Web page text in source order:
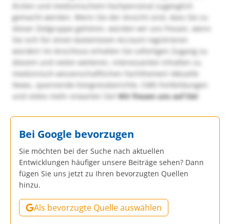
Ärzten und medizinischem Fachpersonal zugänglich
gemacht werden. Wenn Sie der Ansicht sind, dass Sie zu
dieser Zielgruppe gehören, würden wir uns freuen, wenn
Sie sich für einen kostenlosen Account registrieren
würden! Im Anschluss erhalten Sie sofortigen Zugang zu
diesem und vielen weiteren, interessanten Inhalten zu
medizinisch-wissenschaftlichen Fachthemen! Aktuelle
News, spannende Kongressberichte, CME-Fortbildungen
und vieles mehr erwarten Sie!Wir freuen uns auf Sie!
Bei Google bevorzugen
Sie möchten bei der Suche nach aktuellen
Entwicklungen häufiger unsere Beiträge sehen? Dann
fügen Sie uns jetzt zu Ihren bevorzugten Quellen
hinzu.
Als bevorzugte Quelle auswählen